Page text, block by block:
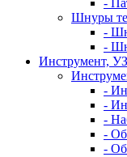
-
Шнуры
-
-
Инструмент,
-
-
-
-
-